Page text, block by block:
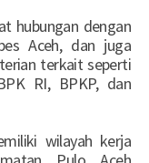
hubungan dengan
Aceh, dan juga
terkait seperti
RI, BPKP, dan
wilayah kerja